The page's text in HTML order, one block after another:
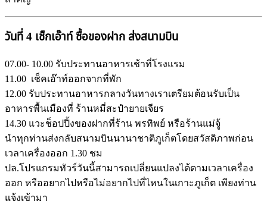
วันที่ 4 เช็กเอ๊าท์ ซื้อของฝาก ส่งสนามบิน
07.00- 10.00 รับประทานอาหารเช้าที่โรงแรม
11.00 เช็คเอ๊าท์ออกจากที่พัก
12.00 รับประทานอาหารกลางวันทางเราเตรียมต้อนรับเป็น
อาหารพื้นเมืองที่ ร้านหมี่สะปำยายเจียร
14.30 แวะช็อปปิ้งของฝากที่ร้าน พรทิพย์ หรือร้านแม่จู้
นำทุกท่านส่งกลับสนามบินนานาชาติภูเก็ตโดยสวัสดิภาพก่อน
เวลาเครื่องออก 1.30 ชม
ปล.โปรแกรมทัวร์วันนี้สามารถเปลี่ยนแปลงได้ตามเวลาเครื่อง
ออก หรืออยากไปหรือไม่อยากไปที่ไหนในเกาะภูเก็ต เพียงท่าน
แจ้งเข้ามา